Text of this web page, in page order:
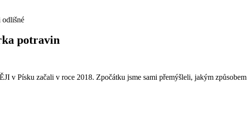
odlišné
potravin
v Písku začali v roce 2018. Zpočátku jsme sami přemýšleli, jakým způsobem